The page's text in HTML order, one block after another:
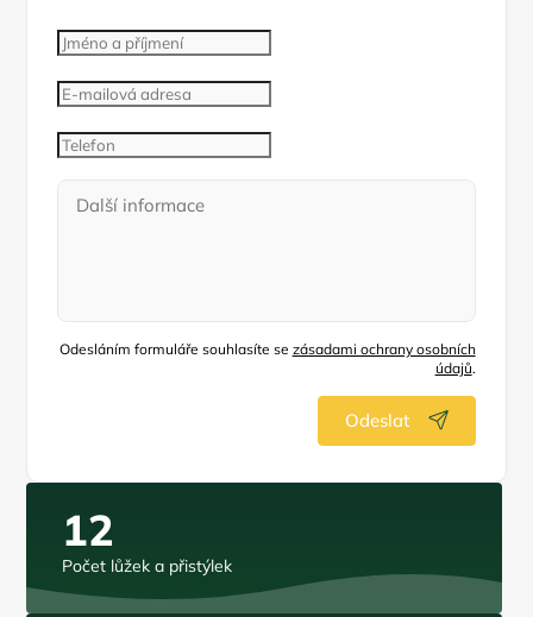
Odesláním formuláře souhlasíte se zásadami ochrany osobních
údajů.
Odeslat
12
Počet lůžek a přistýlek